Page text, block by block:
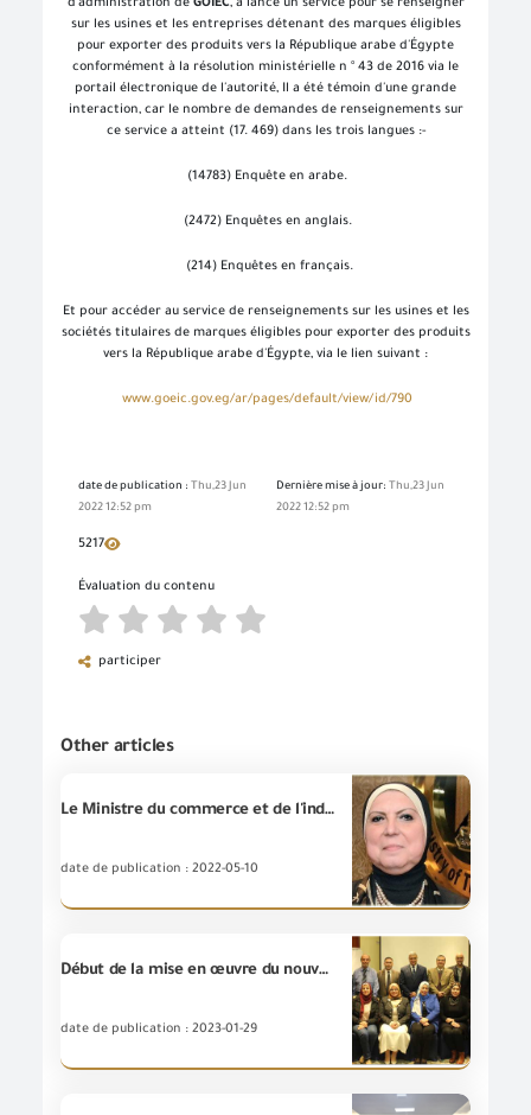
d'administration de GOIEC, a lancé un service pour se renseigner
sur les usines et les entreprises détenant des marques éligibles
pour exporter des produits vers la République arabe d'Égypte
conformément à la résolution ministérielle n ° 43 de 2016 via le
portail électronique de l'autorité, Il a été témoin d'une grande
interaction, car le nombre de demandes de renseignements sur
ce service a atteint (17. 469) dans les trois langues :-
(14783) Enquête en arabe.
(2472) Enquêtes en anglais.
(214) Enquêtes en français.
Et pour accéder au service de renseignements sur les usines et les
sociétés titulaires de marques éligibles pour exporter des produits
vers la République arabe d'Égypte, via le lien suivant :
www.goeic.gov.eg/ar/pages/default/view/id/790
date de publication : Thu,23 Jun
2022 12:52 pm
Dernière mise à jour: Thu,23 Jun
2022 12:52 pm
5217
Évaluation du contenu
participer
Other articles
Le Ministre du commerce et de l'industrie prend une décision concernant la compétence de G.O.E.IC pour délivrer des certificats de libre vente des biens et produits industriels exportés.
date de publication : 2022-05-10
Début de la mise en œuvre du nouveau projet de coopération technique entre l'Institut national de normalisation et l'Institut national allemand de métrologie
date de publication : 2023-01-29